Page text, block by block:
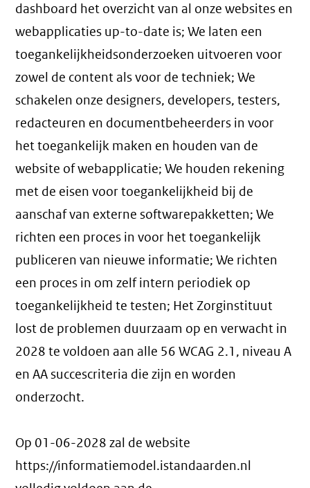
dashboard het overzicht van al onze websites en
webapplicaties up-to-date is; We laten een
toegankelijkheidsonderzoeken uitvoeren voor
zowel de content als voor de techniek; We
schakelen onze designers, developers, testers,
redacteuren en documentbeheerders in voor
het toegankelijk maken en houden van de
website of webapplicatie; We houden rekening
met de eisen voor toegankelijkheid bij de
aanschaf van externe softwarepakketten; We
richten een proces in voor het toegankelijk
publiceren van nieuwe informatie; We richten
een proces in om zelf intern periodiek op
toegankelijkheid te testen; Het Zorginstituut
lost de problemen duurzaam op en verwacht in
2028 te voldoen aan alle 56 WCAG 2.1, niveau A
en AA succescriteria die zijn en worden
onderzocht.
Op 01-06-2028 zal de website
https://informatiemodel.istandaarden.nl